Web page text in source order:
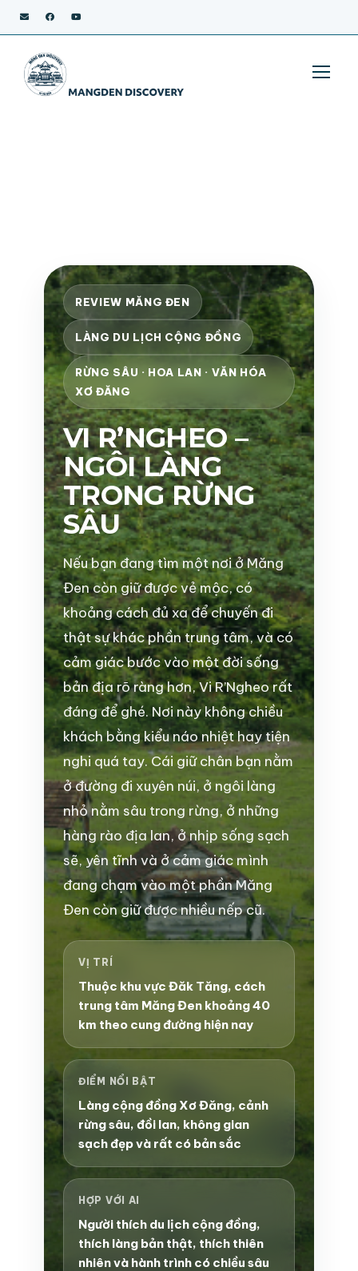
REVIEW MĂNG ĐEN
LÀNG DU LỊCH CỘNG ĐỒNG
RỪNG SÂU · HOA LAN · VĂN HÓA
XƠ ĐĂNG
VI R’NGHEO –
NGÔI LÀNG
TRONG RỪNG
SÂU
Nếu bạn đang tìm một nơi ở Măng
Đen còn giữ được vẻ mộc, có
khoảng cách đủ xa để chuyến đi
thật sự khác phần trung tâm, và có
cảm giác bước vào một đời sống
bản địa rõ ràng hơn, Vi R’Ngheo rất
đáng để ghé. Nơi này không chiều
khách bằng kiểu náo nhiệt hay tiện
nghi quá tay. Cái giữ chân bạn nằm
ở đường đi xuyên núi, ở ngôi làng
nhỏ nằm sâu trong rừng, ở những
hàng rào địa lan, ở nhịp sống sạch
sẽ, yên tĩnh và ở cảm giác mình
đang chạm vào một phần Măng
Đen còn giữ được nhiều nếp cũ.
VỊ TRÍ
Thuộc khu vực Đăk Tăng, cách
trung tâm Măng Đen khoảng 40
km theo cung đường hiện nay
ĐIỂM NỔI BẬT
Làng cộng đồng Xơ Đăng, cảnh
rừng sâu, đồi lan, không gian
sạch đẹp và rất có bản sắc
HỢP VỚI AI
Người thích du lịch cộng đồng,
thích làng bản thật, thích thiên
nhiên và hành trình có chiều sâu